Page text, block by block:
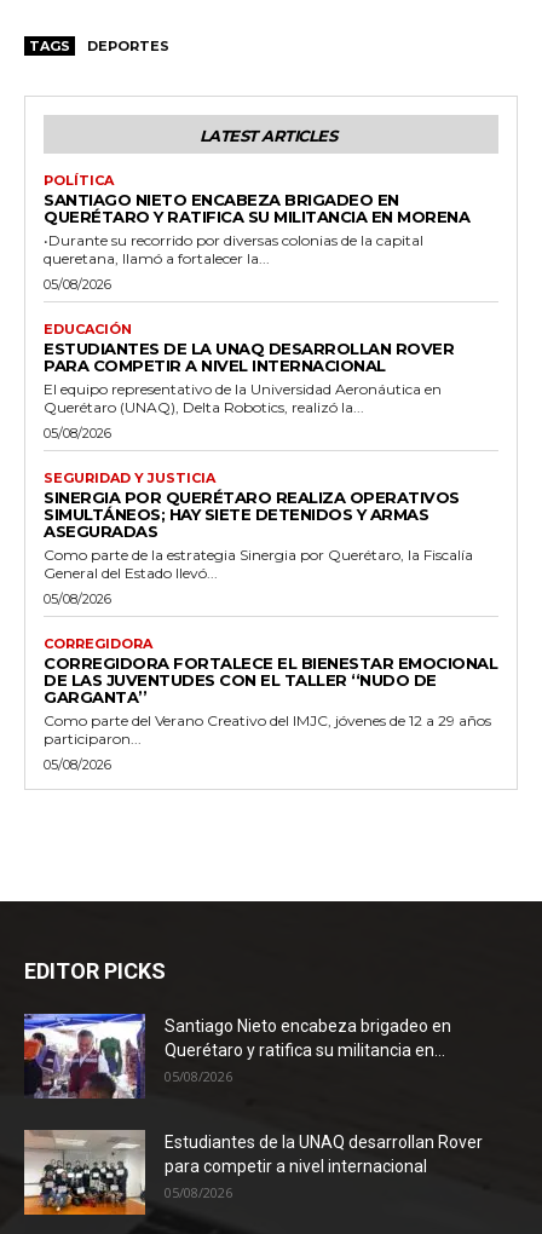
TAGS DEPORTES
LATEST ARTICLES
POLÍTICA
SANTIAGO NIETO ENCABEZA BRIGADEO EN
QUERÉTARO Y RATIFICA SU MILITANCIA EN MORENA
•Durante su recorrido por diversas colonias de la capital
queretana, llamó a fortalecer la...
05/08/2026
EDUCACIÓN
ESTUDIANTES DE LA UNAQ DESARROLLAN ROVER
PARA COMPETIR A NIVEL INTERNACIONAL
El equipo representativo de la Universidad Aeronáutica en
Querétaro (UNAQ), Delta Robotics, realizó la...
05/08/2026
SEGURIDAD Y JUSTICIA
SINERGIA POR QUERÉTARO REALIZA OPERATIVOS
SIMULTÁNEOS; HAY SIETE DETENIDOS Y ARMAS
ASEGURADAS
Como parte de la estrategia Sinergia por Querétaro, la Fiscalía
General del Estado llevó...
05/08/2026
CORREGIDORA
CORREGIDORA FORTALECE EL BIENESTAR EMOCIONAL
DE LAS JUVENTUDES CON EL TALLER ‘‘NUDO DE
GARGANTA’’
Como parte del Verano Creativo del IMJC, jóvenes de 12 a 29 años
participaron...
05/08/2026
EDITOR PICKS
Santiago Nieto encabeza brigadeo en
Querétaro y ratifica su militancia en...
05/08/2026
Estudiantes de la UNAQ desarrollan Rover
para competir a nivel internacional
05/08/2026